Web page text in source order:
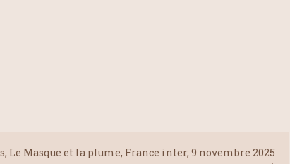
Le Masque et la plume, France inter, 9 novembre 2025